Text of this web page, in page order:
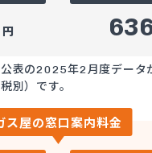
円
表の2025年2月度データ
別）です。
ス屋の窓口案内料金